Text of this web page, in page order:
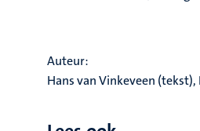
Auteur:
Hans van Vinkeveen